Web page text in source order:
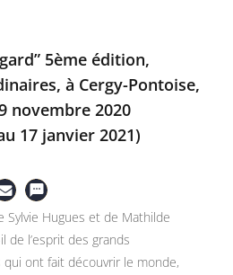
5ème édition,
à Cergy-Pontoise,
novembre 2020
17 janvier 2021)
Sylvie Hugues et de Mathilde
l’esprit des grands
qui ont fait découvrir le monde,